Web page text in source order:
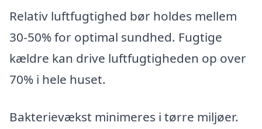
Relativ luftfugtighed bør holdes mellem
30-50% for optimal sundhed. Fugtige
kældre kan drive luftfugtigheden op over
70% i hele huset.
Bakterievækst minimeres i tørre miljøer.